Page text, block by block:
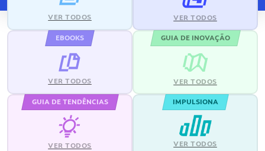
VER TODOS VER TODOS
EBOOKS
VER TODOS
GUIA DE INOVAÇÃO
VER TODOS
GUIA DE TENDÊNCIAS
VER TODOS
IMPULSIONA
VER TODOS